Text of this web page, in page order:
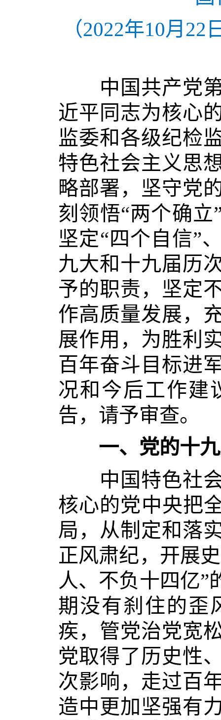
（2022年10月
中国共产党第
近平同志为核心
监委和各级纪检
特色社会主义思
略部署，坚守党
刻领悟“两个确
坚定“四个自信”
九大和十九届历
予的职责，坚定
作高质量发展，
展作用，为胜利
百年奋斗目标进
况和今后工作建
告，请予审查。
一、党的十九
中国特色社会
核心的党中央把
局，从制定和落
正风肃纪，开展
人、不负十四亿”
期没有刹住的歪
疾，管党治党宽
党取得了历史性
次影响，走过百
造中更加坚强有